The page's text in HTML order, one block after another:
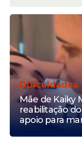
Dificuldades
Mãe de Kaiky
reabilitação
apoio para